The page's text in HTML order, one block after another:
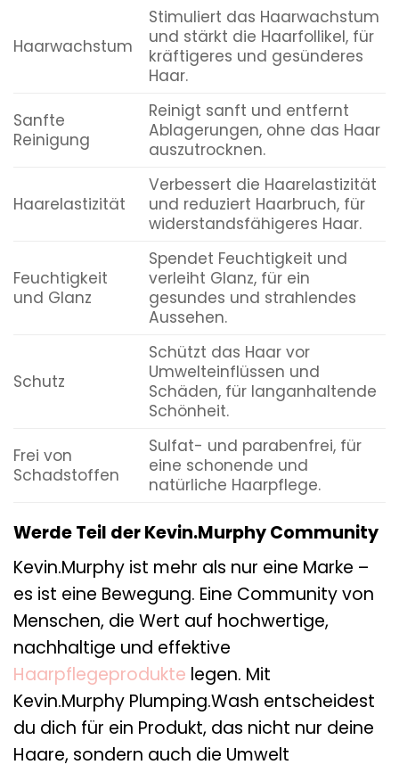
Haarwachstum
Stimuliert das Haarwachstum
und stärkt die Haarfollikel, für
kräftigeres und gesünderes
Haar.
Sanfte
Reinigung
Reinigt sanft und entfernt
Ablagerungen, ohne das Haar
auszutrocknen.
Haarelastizität
Verbessert die Haarelastizität
und reduziert Haarbruch, für
widerstandsfähigeres Haar.
Feuchtigkeit
und Glanz
Spendet Feuchtigkeit und
verleiht Glanz, für ein
gesundes und strahlendes
Aussehen.
Schutz
Schützt das Haar vor
Umwelteinflüssen und
Schäden, für langanhaltende
Schönheit.
Frei von
Schadstoffen
Sulfat- und parabenfrei, für
eine schonende und
natürliche Haarpflege.
Werde Teil der Kevin.Murphy Community
Kevin.Murphy ist mehr als nur eine Marke –
es ist eine Bewegung. Eine Community von
Menschen, die Wert auf hochwertige,
nachhaltige und effektive
Haarpflegeprodukte legen. Mit
Kevin.Murphy Plumping.Wash entscheidest
du dich für ein Produkt, das nicht nur deine
Haare, sondern auch die Umwelt